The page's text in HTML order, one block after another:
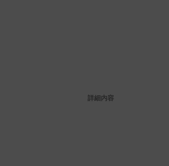
詳細内容